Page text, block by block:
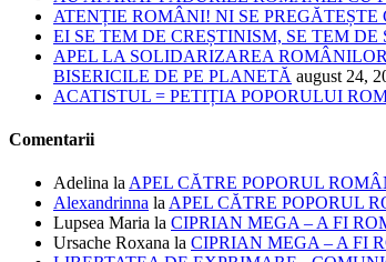
ATENȚIE ROMÂNI! NI SE PREGĂTEȘTE
EI SE TEM DE CREȘTINISM, SE TEM
APEL LA SOLIDARIZAREA
BISERICILE DE PE PLANETĂ august 24,
ACATISTUL = PETIȚIA POPORULUI
Comentarii
Adelina la APEL CĂTRE POPORUL
Alexandrinna la APEL CĂTRE POPORUL
Lupsea Maria la CIPRIAN MEGA – A FI
Ursache Roxana la CIPRIAN MEGA – A FI